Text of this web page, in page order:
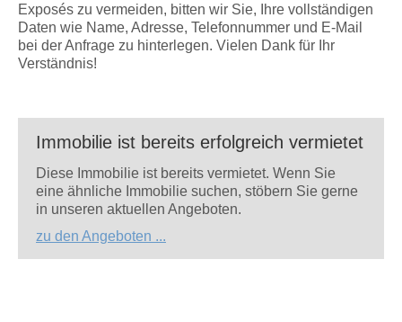
Exposés zu vermeiden, bitten wir Sie, Ihre vollständigen
Daten wie Name, Adresse, Telefonnummer und E-Mail
bei der Anfrage zu hinterlegen. Vielen Dank für Ihr
Verständnis!
Immobilie ist bereits erfolgreich vermietet
Diese Immobilie ist bereits vermietet. Wenn Sie
eine ähnliche Immobilie suchen, stöbern Sie gerne
in unseren aktuellen Angeboten.
zu den Angeboten ...